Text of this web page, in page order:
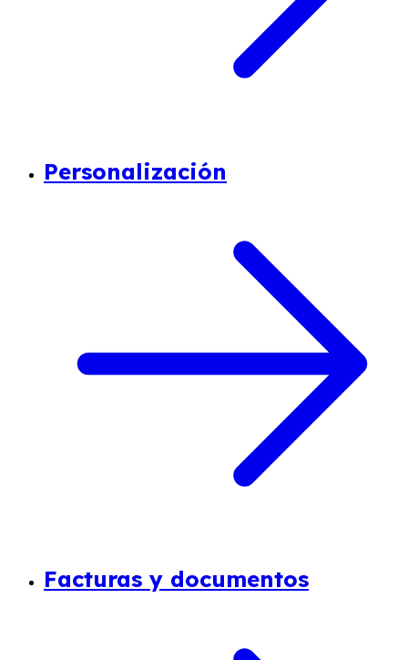
Personalización
Facturas y documentos